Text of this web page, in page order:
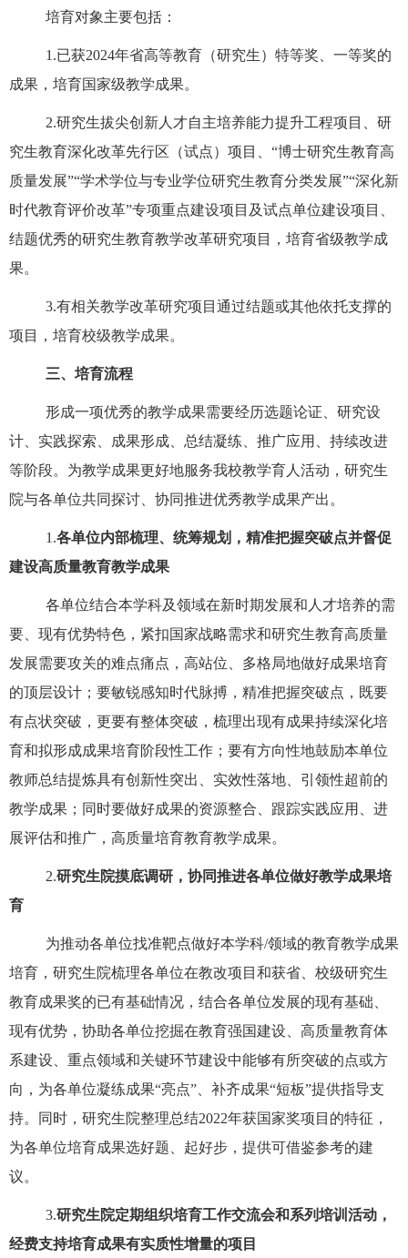
培育对象主要包括：
1.已获2024年省高等教育（研究生） 特等奖、一等奖的
成果，培育国家级教学成果。
2.研究生拔尖创新人才自主培养能力提升工程项目、研
究生教育深化改革先行区（试点）项目、 “博士研究生教育高
质量发展”“学术学位与专业学位研究生教育分类发展”“深化新
时代教育评价改革”专项重点建设项目及试点单位建设项目、
结题优秀的研究生教育教学改革研究项目，培育省级教学成
果。
3.有相关教学改革研究项目通过结题或其他依托支撑的
项目，培育校级教学成果。
三、培育流程
形成一项优秀的教学成果需要经历选题论证、研究设
计、实践探索、成果形成、总结凝练、推广应用、持续改进
等阶段。为教学成果更好地服务我校教学育人活动，研究生
院与各单位共同探讨、协同推进优秀教学成果产出。
1.各单位内部梳理、统筹规划，精准把握突破点并督促
建设高质量教育教学成果
各单位结合本学科及领域在新时期发展和人才培养的需
要、现有优势特色，紧扣国家战略需求和研究生教育高质量
发展需要攻关的难点痛点，高站位、多格局地做好成果培育
的顶层设计；要敏锐感知时代脉搏，精准把握突破点，既要
有点状突破，更要有整体突破，梳理出现有成果持续深化培
育和拟形成成果培育阶段性工作；要有方向性地鼓励本单位
教师总结提炼具有创新性突出、实效性落地、引领性超前的
教学成果；同时要做好成果的资源整合、跟踪实践应用、进
展评估和推广，高质量培育教育教学成果。
2.研究生院摸底调研，协同推进各单位做好教学成果培
育
为推动各单位找准靶点做好本学科/领域的教育教学成果
培育，研究生院梳理各单位在教改项目和获省、校级研究生
教育成果奖的已有基础情况，结合各单位发展的现有基础、
现有优势，协助各单位挖掘在教育强国建设、高质量教育体
系建设、重点领域和关键环节建设中能够有所突破的点或方
向，为各单位凝练成果“亮点”、补齐成果“短板”提供指导支
持。同时，研究生院整理总结2022年获国家奖项目的特征，
为各单位培育成果选好题、起好步，提供可借鉴参考的建
议。
3.研究生院定期组织培育工作交流会和系列培训活动，
经费支持培育成果有实质性增量的项目